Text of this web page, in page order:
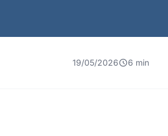
19/05/2026 6 min